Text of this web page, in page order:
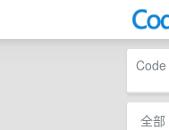
Code
全部